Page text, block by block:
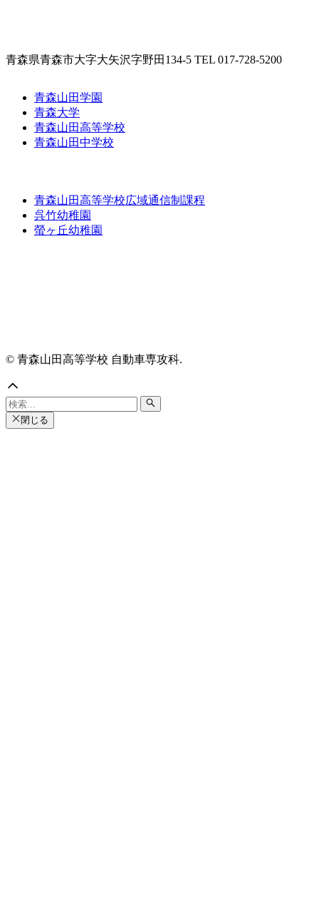
青森県青森市大字大矢沢字野田134-5 TEL 017-728-5200
青森山田学園
青森大学
青森山田高等学校
青森山田中学校
青森山田高等学校広域通信制課程
呉竹幼稚園
螢ヶ丘幼稚園
© 青森山田高等学校 自動車専攻科.
閉じる